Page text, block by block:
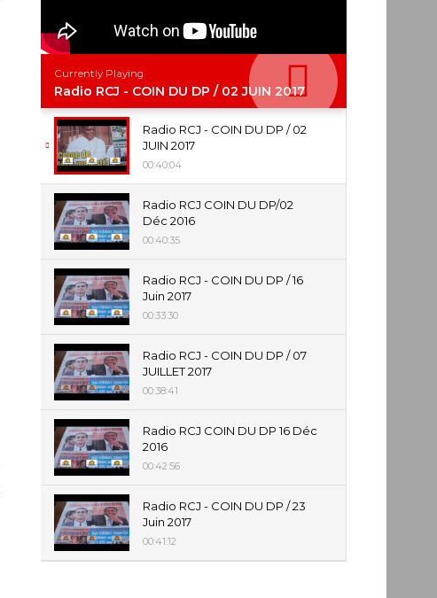
Currently Playing
Radio RCJ - COIN DU DP / 02 JUIN 2017
Radio RCJ - COIN DU DP / 02
JUIN 2017
00:40:04
Radio RCJ COIN DU DP/02
Déc 2016
00:40:35
Radio RCJ - COIN DU DP / 16
Juin 2017
00:33:30
Radio RCJ - COIN DU DP / 07
JUILLET 2017
00:38:41
Radio RCJ COIN DU DP 16 Déc
2016
00:42:56
Radio RCJ - COIN DU DP / 23
Juin 2017
00:41:12